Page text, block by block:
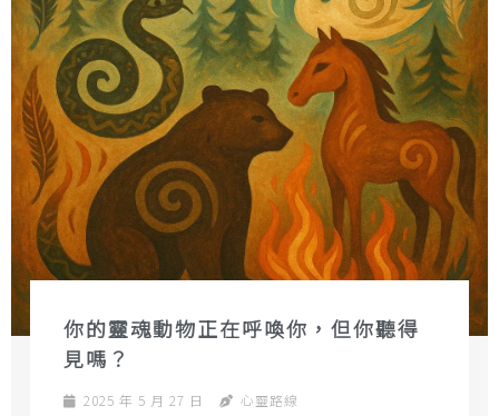
你的靈魂動物正在呼喚你，但你聽得
見嗎？
2025 年 5 月 27 日 心靈路線